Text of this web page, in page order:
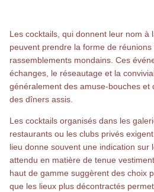
Les cocktails, qui donnent leur nom à
peuvent prendre la forme de
rassemblements mondains. Ces
échanges, le réseautage et la
généralement des amuse-bouches et
des dîners assis.
Les cocktails organisés dans les
restaurants ou les clubs privés
lieu donne souvent une indication sur
attendu en matière de tenue
haut de gamme suggèrent des choix
que les lieux plus décontractés